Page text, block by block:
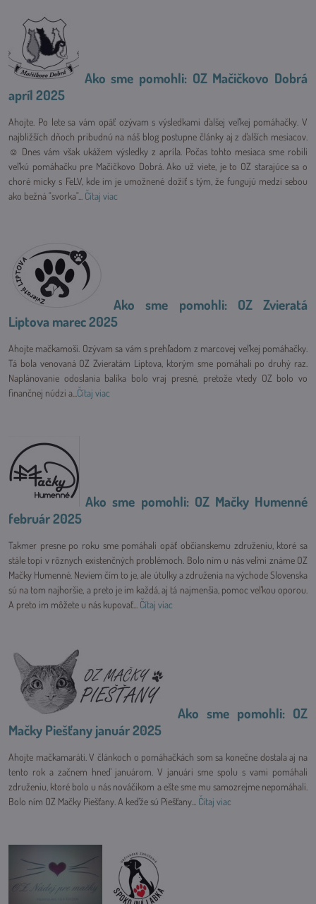
Ako sme pomohli: OZ Mačičkovo Dobrá
apríl 2025
Ahojte. Po lete sa vám opäť ozývam s výsledkami ďalšej veľkej pomáhačky. V
najbližších dňoch pribudnú na náš blog postupne články aj z ďalších mesiacov.
☺ Dnes vám však ukážem výsledky z apríla. Počas tohto mesiaca sme robili
veľkú pomáhačku pre Mačičkovo Dobrá. Ako už viete, je to OZ starajúce sa o
choré micky s FeLV, kde im je umožnené dožiť s tým, že fungujú medzi sebou
ako bežná "svorka"... Čítaj viac
Ako sme pomohli: OZ Zvieratá
Liptova marec 2025
Ahojte mačkamoši. Ozývam sa vám s prehľadom z marcovej veľkej pomáhačky.
Tá bola venovaná OZ Zvieratám Liptova, ktorým sme pomáhali po druhý raz.
Naplánovanie odoslania balíka bolo vraj presné, pretože vtedy OZ bolo vo
finančnej núdzi a... Čítaj viac
Ako sme pomohli: OZ Mačky Humenné
február 2025
Takmer presne po roku sme pomáhali opäť občianskemu združeniu, ktoré sa
stále topí v rôznych existenčných problémoch. Bolo ním u nás veľmi známe OZ
Mačky Humenné. Neviem čím to je, ale útulky a združenia na východe Slovenska
sú na tom najhoršie, a preto je im každá, aj tá najmenšia, pomoc veľkou oporou.
A preto im môžete u nás kupovať... Čítaj viac
Ako sme pomohli: OZ
Mačky Piešťany január 2025
Ahojte mačkamaráti. V článkoch o pomáhačkách som sa konečne dostala aj na
tento rok a začnem hneď januárom. V januári sme spolu s vami pomáhali
združeniu, ktoré bolo u nás nováčikom a ešte sme mu samozrejme nepomáhali.
Bolo ním OZ Mačky Piešťany. A keďže sú Piešťany... Čítaj viac